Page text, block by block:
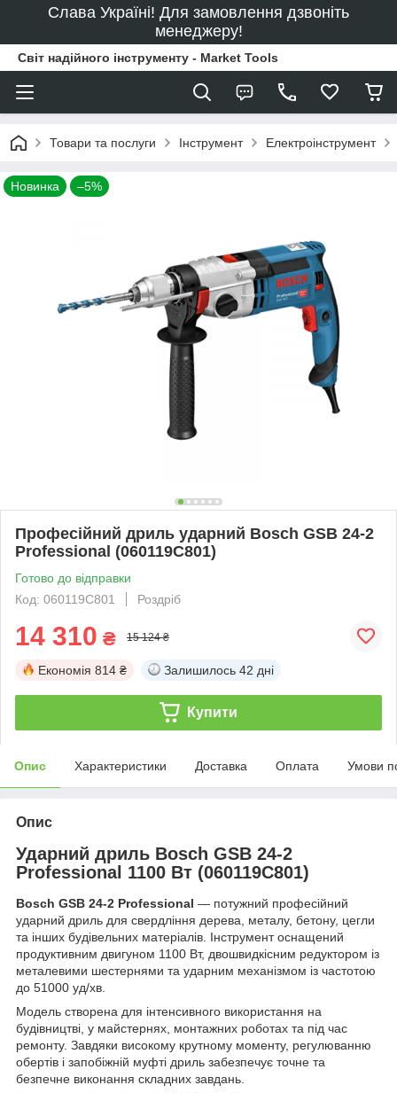
Слава Україні! Для замовлення дзвоніть
менеджеру!
Світ надійного інструменту - Market Tools
Товари та послуги Інструмент Електроінструмент
Новинка –5%
Професійний дриль ударний Bosch GSB 24-2
Professional (060119C801)
Готово до відправки
Код: 060119C801
Роздріб
14 310 ₴ 15 124 ₴
Економія 814 ₴ Залишилось 42 дні
Купити
Опис Характеристики Доставка Оплата Умови
Опис
Ударний дриль Bosch GSB 24-2
Professional 1100 Вт (060119C801)
Bosch GSB 24-2 Professional — потужний професійний
ударний дриль для свердління дерева, металу, бетону, цегли
та інших будівельних матеріалів. Інструмент оснащений
продуктивним двигуном 1100 Вт, двошвидкісним редуктором із
металевими шестернями та ударним механізмом із частотою
до 51000 уд/хв.
Модель створена для інтенсивного використання на
будівництві, у майстернях, монтажних роботах та під час
ремонту. Завдяки високому крутному моменту, регулюванню
обертів і запобіжній муфті дриль забезпечує точне та
безпечне виконання складних завдань.